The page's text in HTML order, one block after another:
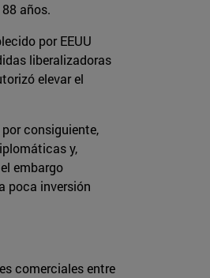
años.
por EEUU
liberalizadoras
elevar el
consiguiente,
y,
embargo
poca inversión
comerciales entre